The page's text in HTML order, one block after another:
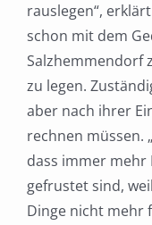
rauslegen“,
schon mit dem
Salzhemmendorf
zu legen.
aber nach ihrer
rechnen müssen.
dass immer mehr
gefrustet sind,
Dinge nicht mehr